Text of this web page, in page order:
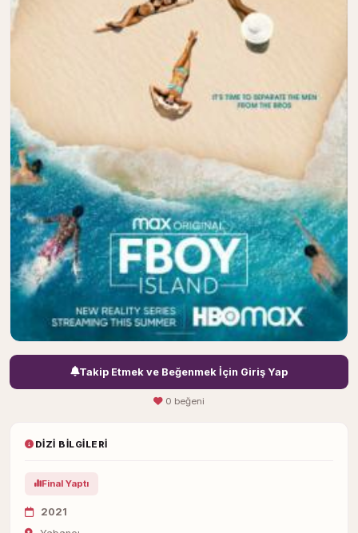
Takip Etmek ve Beğenmek İçin Giriş Yap
0 beğeni
DIZI BILGILERI
Final Yaptı
2021